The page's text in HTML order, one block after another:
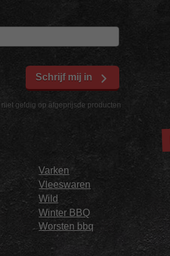
geldig op afgeprijsde producten
Schrijf mij in
Varken
Vleeswaren
Wild
Winter BBQ
Worsten bbq